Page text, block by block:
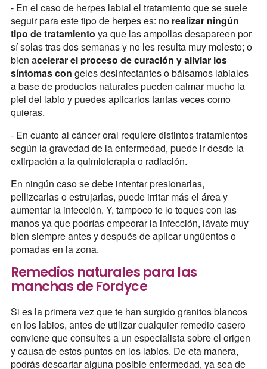
- En el caso de herpes labial el tratamiento que se suele
seguir para este tipo de herpes es: norealizar ningún
tipo de tratamiento ya que las ampollas desapareen por
sí solas tras dos semanas y no les resulta muy molesto; o
bien acelerar el proceso de curación y aliviar los
síntomas con geles desinfectantes o bálsamos labiales
a base de productos naturales pueden calmar mucho la
piel del labio y puedes aplicarlos tantas veces como
quieras.
- En cuanto al cáncer oral requiere distintos tratamientos
según la gravedad de la enfermedad, puede ir desde la
extirpación a la quimioterapia o radiación.
En ningún caso se debe intentar presionarlas,
pellizcarlas o estrujarlas, puede irritar más el área y
aumentar la infección. Y, tampoco te lo toques con las
manos ya que podrías empeorar la infección, lávate muy
bien siempre antes y después de aplicar ungüentos o
pomadas en la zona.
Remedios naturales para las
manchas de Fordyce
Si es la primera vez que te han surgido granitos blancos
en los labios, antes de utilizar cualquier remedio casero
conviene que consultes a un especialista sobre el origen
y causa de estos puntos en los labios. De eta manera,
podrás descartar alguna posible enfermedad, ya sea de